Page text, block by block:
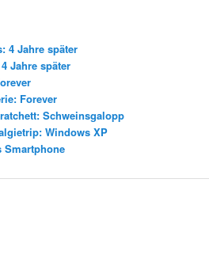
4 Jahre später
Jahre später
Forever
Schweinsgalopp
Windows XP
Smartphone